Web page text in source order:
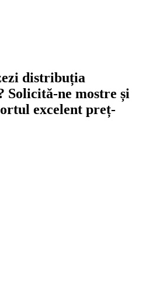
distribuția
Solicită-ne mostre și
excelent preț-